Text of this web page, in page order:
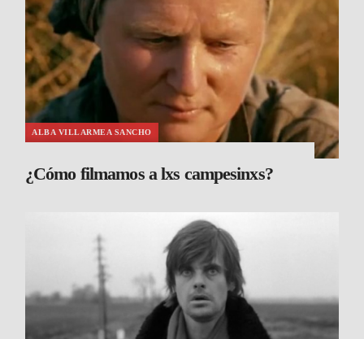
ALBA VILLARMEA SANCHO
¿Cómo filmamos a lxs campesinxs?